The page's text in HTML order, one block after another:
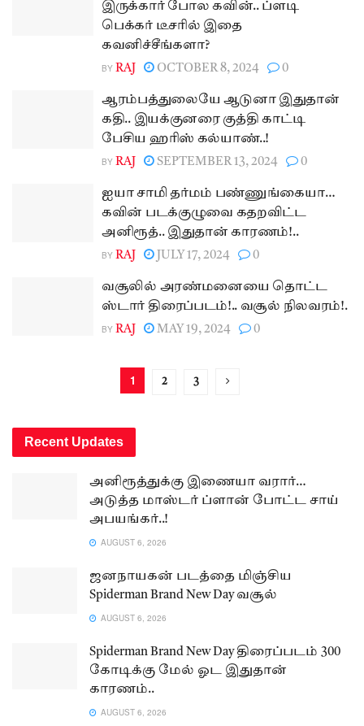
இருக்கார் போல கவின்.. ப்ளடி
பெக்கர் டீசரில் இதை
கவனிச்சீங்களா?
BY RAJ OCTOBER 8, 2024 0
ஆரம்பத்துலையே ஆடுனா இதுதான்
கதி.. இயக்குனரை குத்தி காட்டி
பேசிய ஹரிஸ் கல்யாண்..!
BY RAJ SEPTEMBER 13, 2024 0
ஐயா சாமி தர்மம் பண்ணுங்கையா…
கவின் படக்குழுவை கதறவிட்ட
அனிரூத்.. இதுதான் காரணம்!..
BY RAJ JULY 17, 2024 0
வசூலில் அரண்மனையை தொட்ட
ஸ்டார் திரைப்படம்!.. வசூல் நிலவரம்!.
BY RAJ MAY 19, 2024 0
1 2 3
Recent Updates
அனிரூத்துக்கு இணையா வரார்…
அடுத்த மாஸ்டர் ப்ளான் போட்ட சாய்
அபயங்கர்..!
AUGUST 6, 2026
ஜனநாயகன் படத்தை மிஞ்சிய
Spiderman Brand New Day வசூல்
AUGUST 6, 2026
Spiderman Brand New Day திரைப்படம் 300
கோடிக்கு மேல் ஓட இதுதான்
காரணம்..
AUGUST 6, 2026